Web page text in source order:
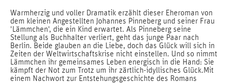
Warmherzig und voller Dramatik erzählt dieser Eheroman von
dem kleinen Angestellten Johannes Pinneberg und seiner Frau
'Lämmchen', die ein Kind erwartet. Als Pinneberg seine
Stellung als Buchhalter verliert, geht das junge Paar nach
Berlin. Beide glauben an die Liebe, doch das Glück will sich in
Zeiten der Weltwirtschaftskrise nicht einstellen. Und so nimmt
Lämmchen ihr gemeinsames Leben energisch in die Hand: Sie
kämpft der Not zum Trotz um ihr zärtlich-idyllisches Glück.Mit
einem Nachwort zur Entstehungsgeschichte des Romans